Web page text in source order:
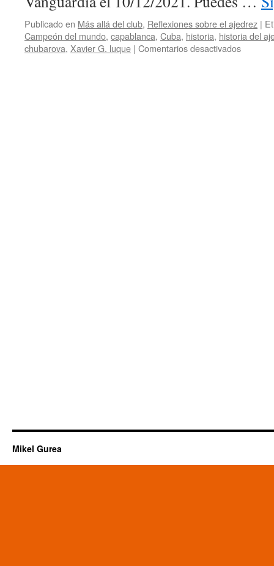
Publicado en Más allá del club, Reflexiones sobre el ajedrez |
Campeón del mundo, capablanca, Cuba, historia, historia del
chubarova, Xavier G. luque | Comentarios desactivadosen
Mikel Gurea